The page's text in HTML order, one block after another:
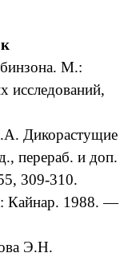
М.:
исследований,
Дикорастущие
перераб. и доп.
309-310.
Кайнар. 1988. —
Э.Н.